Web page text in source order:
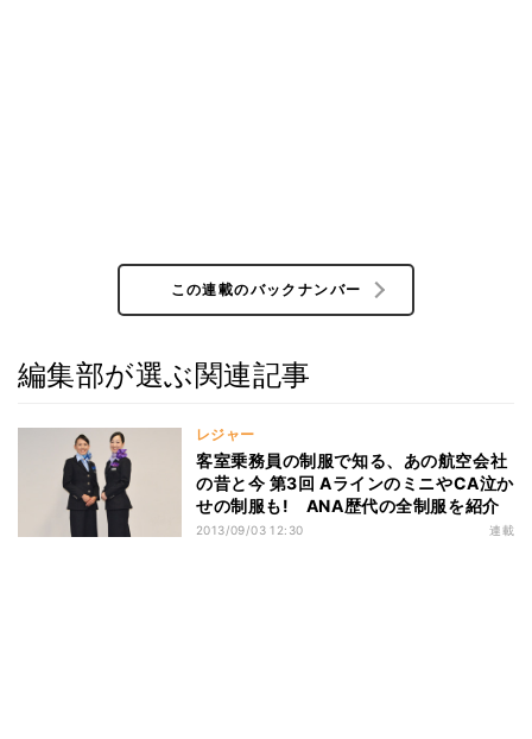
この連載のバックナンバー
編集部が選ぶ関連記事
レジャー
客室乗務員の制服で知る、あの航空会社
の昔と今 第3回 AラインのミニやCA泣か
せの制服も! ANA歴代の全制服を紹介
2013/09/03 12:30 連載